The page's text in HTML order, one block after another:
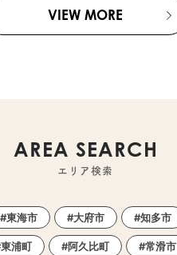
VIEW MORE
AREA SEARCH
エリア検索
東海市 大府市 知多市
東浦町 阿久比町 常滑市